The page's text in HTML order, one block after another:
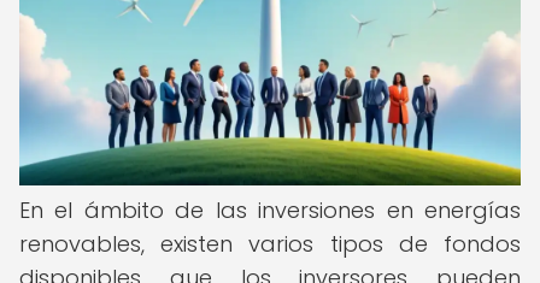
En el ámbito de las inversiones en energías
renovables, existen varios tipos de fondos